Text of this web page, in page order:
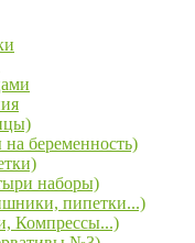
беременность)
наборы)
пипетки...)
Компрессы...)